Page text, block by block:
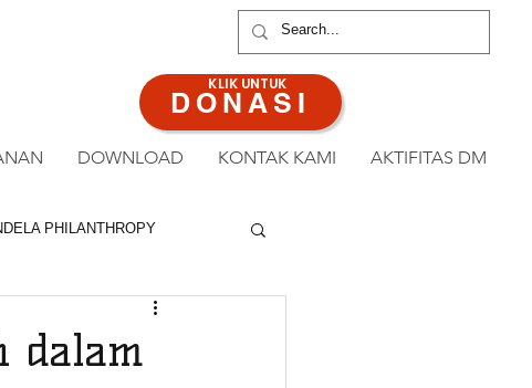
DONASI
KLIK UNTUK
DOWNLOAD KONTAK KAMI AKTIFITAS DM
PHILANTHROPY
dalam